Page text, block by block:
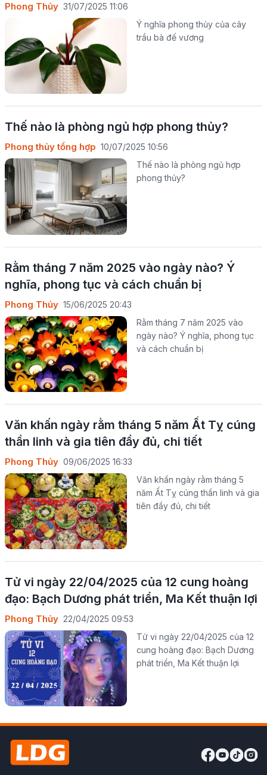
Phong Thủy 31/07/2025 11:06
Ý nghĩa phong thủy của cây
trầu bà đế vương
Thế nào là phòng ngủ hợp phong thủy?
Phong thủy tổng hợp 10/07/2025 10:56
Thế nào là phòng ngủ hợp
phong thủy?
Rằm tháng 7 năm 2025 vào ngày nào? Ý
nghĩa, phong tục và cách chuẩn bị
Phong Thủy 15/06/2025 20:43
Rằm tháng 7 năm 2025 vào
ngày nào? Ý nghĩa, phong tục
và cách chuẩn bị
Văn khấn ngày rằm tháng 5 năm Ất Tỵ cúng
thần linh và gia tiên đầy đủ, chi tiết
Phong Thủy 09/06/2025 16:33
Văn khấn ngày rằm tháng 5
năm Ất Tỵ cúng thần linh và gia
tiên đầy đủ, chi tiết
Tử vi ngày 22/04/2025 của 12 cung hoàng
đạo: Bạch Dương phát triển, Ma Kết thuận lợi
Phong Thủy 22/04/2025 09:53
Tử vi ngày 22/04/2025 của 12
cung hoàng đạo: Bạch Dương
phát triển, Ma Kết thuận lợi